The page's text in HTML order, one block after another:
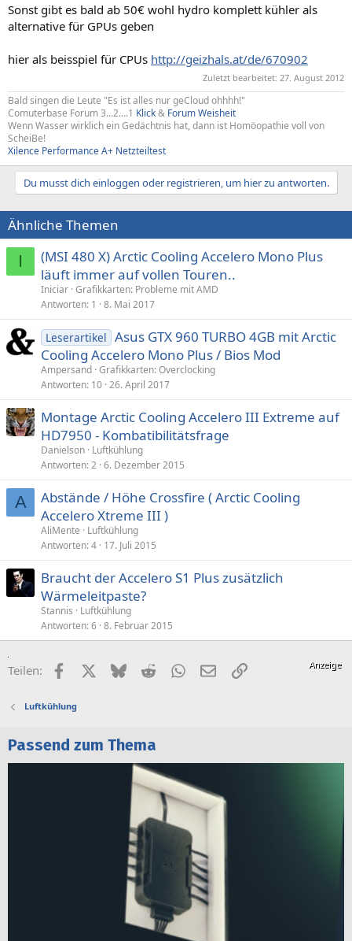
Sonst gibt es bald ab 50€ wohl hydro komplett kühler als
alternative für GPUs geben
hier als beisspiel für CPUs http://geizhals.at/de/670902
Zuletzt bearbeitet: 27. August 2012
Bald singen die Leute "Es ist alles nur geCloud ohhhh!"
Comuterbase Forum 3...2....1 Klick& Forum Weisheit
Wenn Wasser wirklich ein Gedächtnis hat, dann ist Homöopathie voll von
ScheiBe!
Xilence Performance A+ Netzteiltest
Du musst dich einloggen oder registrieren, um hier zu antworten.
Ähnliche Themen
I
(MSI 480 X) Arctic Cooling Accelero Mono Plus
läuft immer auf vollen Touren..
Iniciar Grafikkarten: Probleme mit AMD
Antworten 1 8. Mai 2017
Leserartikel Asus GTX 960 TURBO 4GB mit Arctic
Cooling Accelero Mono Plus / Bios Mod
Ampersand Grafikkarten: Overclocking
Antworten 10 26. April 2017
Montage Arctic Cooling Accelero III Extreme auf
HD7950 - Kombatibilitätsfrage
Danielson Luftkühlung
Antworten 2 6. Dezember 2015
A
Abstände / Höhe Crossfire ( Arctic Cooling
Accelero Xtreme III )
AliMente
Luftkühlung
Antworten 4 17. Juli 2015
Braucht der Accelero S1 Plus zusätzlich
Wärmeleitpaste?
Stannis
Luftkühlung
Antworten 6 8. Februar 2015
Teilen: FacebookX (Twitter)
BlueskyRedditWhatsApp
E-MailLink
Luftkühlung
Passend zum Thema